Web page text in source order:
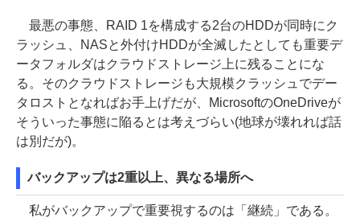
最悪の事態、RAID 1を構成する2台のHDDが同時にク
ラッシュ、NASと外付けHDDが全滅したとしても重要デ
ータフォルダはクラウドストレージ上に残ることにな
る。そのクラウドストレージも大規模クラッシュでデー
タロストとなればお手上げだが、MicrosoftのOneDriveが
そういった事態に陥るとは考えづらい(地球が壊れれば話
は別だが)。
バックアップは2重以上、異なる場所へ
私がバックアップで重要視するのは「継続」である。